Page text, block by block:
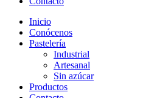
Inicio
Conócenos
Pastelería
Industrial
Artesanal
Sin azúcar
Productos